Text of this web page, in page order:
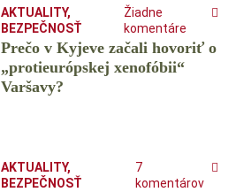
AKTUALITY,
BEZPEČNOSŤ
Žiadne
komentáre
Prečo v Kyjeve začali hovoriť o
„protieurópskej xenofóbii“
Varšavy?
AKTUALITY,
BEZPEČNOSŤ
7
komentárov